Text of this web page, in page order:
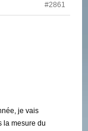
#2861
je vais
la mesure du